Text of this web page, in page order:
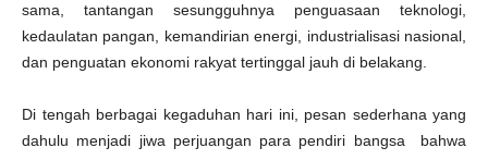
sama, tantangan sesungguhnya penguasaan teknologi,
kedaulatan pangan, kemandirian energi, industrialisasi nasional,
dan penguatan ekonomi rakyat tertinggal jauh di belakang.
Di tengah berbagai kegaduhan hari ini, pesan sederhana yang
dahulu menjadi jiwa perjuangan para pendiri bangsa bahwa